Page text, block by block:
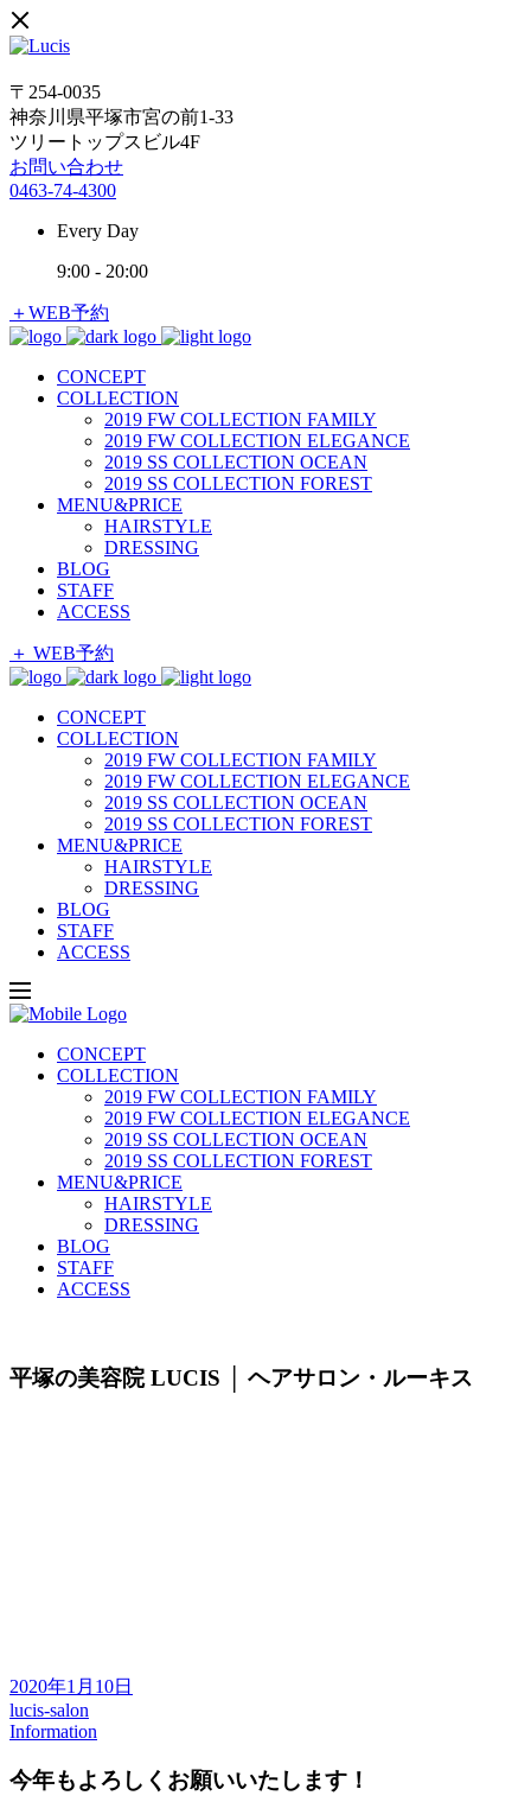
〒254-0035
神奈川県平塚市宮の前1-33
ツリートップスビル4F
お問い合わせ
0463-74-4300
Every Day
9:00 - 20:00
＋WEB予約
CONCEPT
COLLECTION
2019 FW COLLECTION FAMILY
2019 FW COLLECTION ELEGANCE
2019 SS COLLECTION OCEAN
2019 SS COLLECTION FOREST
MENU&PRICE
HAIRSTYLE
DRESSING
BLOG
STAFF
ACCESS
＋ WEB予約
CONCEPT
COLLECTION
2019 FW COLLECTION FAMILY
2019 FW COLLECTION ELEGANCE
2019 SS COLLECTION OCEAN
2019 SS COLLECTION FOREST
MENU&PRICE
HAIRSTYLE
DRESSING
BLOG
STAFF
ACCESS
CONCEPT
COLLECTION
2019 FW COLLECTION FAMILY
2019 FW COLLECTION ELEGANCE
2019 SS COLLECTION OCEAN
2019 SS COLLECTION FOREST
MENU&PRICE
HAIRSTYLE
DRESSING
BLOG
STAFF
ACCESS
平塚の美容院 LUCIS │ ヘアサロン・ルーキス
2020年1月10日
lucis-salon
Information
今年もよろしくお願いいたします！